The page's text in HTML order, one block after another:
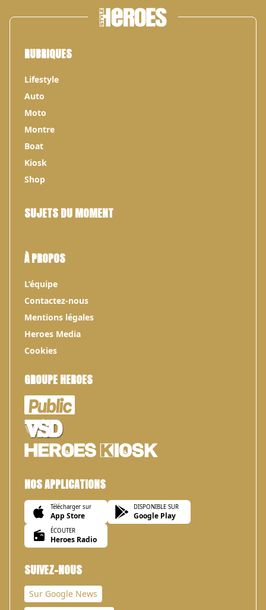
RUBRIQUES
Lifestyle
Auto
Moto
Montre
Boat
Kiosk
Shop
SUJETS DU MOMENT
À PROPOS
L’équipe
Contactez-nous
Mentions légales
Heroes Media
Cookies
GROUPE HEROES
NOS APPLICATIONS
Télécharger sur
App Store
DISPONIBLE SUR
Google Play
ÉCOUTER
Heroes Radio
SUIVEZ-NOUS
Sur Google News